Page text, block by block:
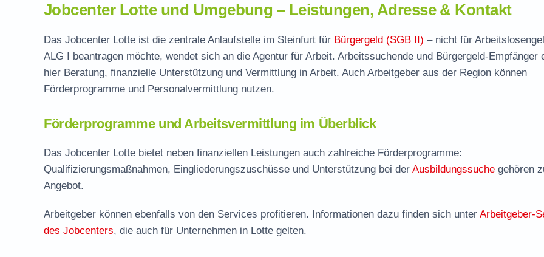
Jobcenter Lotte und Umgebung – Leistungen, Adresse & Kontakt
Das Jobcenter Lotte ist die zentrale Anlaufstelle im Steinfurt für Bürgergeld (SGB II) – nicht für
ALG I beantragen möchte, wendet sich an die Agentur für Arbeit. Arbeitssuchende und Bürgergeld-Empfänger
hier Beratung, finanzielle Unterstützung und Vermittlung in Arbeit. Auch Arbeitgeber aus der Region können
Förderprogramme und Personalvermittlung nutzen.
Förderprogramme und Arbeitsvermittlung im Überblick
Das Jobcenter Lotte bietet neben finanziellen Leistungen auch zahlreiche Förderprogramme:
Qualifizierungsmaßnahmen, Eingliederungszuschüsse und Unterstützung bei der Ausbildungssuche gehören
Angebot.
Arbeitgeber können ebenfalls von den Services profitieren. Informationen dazu finden sich unter Arbeitgeber-
des Jobcenters, die auch für Unternehmen in Lotte gelten.